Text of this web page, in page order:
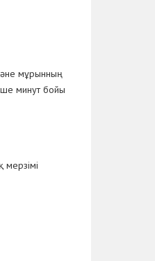
мұрынның
минут бойы
мерзімі